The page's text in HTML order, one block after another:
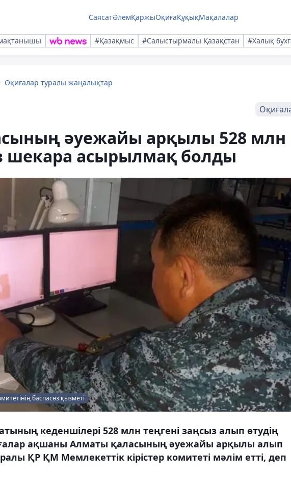
СаясатӘлемҚаржыОқиғаҚұқықМақалалар
#Қазақмыс #Салыстырмалы Қазақстан #Халық
Оқиғалар туралы жаңалықтар
әуежайы арқылы 528 млн
шекара асырылмақ болды
баспасөз қызметі
кеденшілері 528 млн теңгені заңсыз алып өтудің
ақшаны Алматы қаласының әуежайы арқылы алып
ҚР ҚМ Мемлекеттік кірістер комитеті мәлім етті, деп